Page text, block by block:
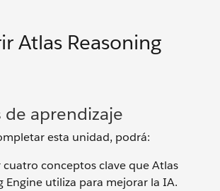
Atlas Reasoning
aprendizaje
esta unidad, podrá:
cuatro conceptos clave que Atlas
Engine utiliza para mejorar la IA.